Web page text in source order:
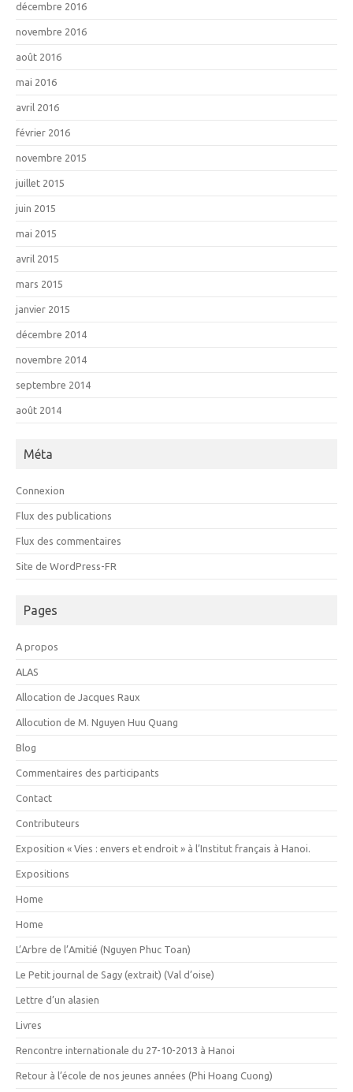
décembre 2016
novembre 2016
août 2016
mai 2016
avril 2016
février 2016
novembre 2015
juillet 2015
juin 2015
mai 2015
avril 2015
mars 2015
janvier 2015
décembre 2014
novembre 2014
septembre 2014
août 2014
Méta
Connexion
Flux des publications
Flux des commentaires
Site de WordPress-FR
Pages
A propos
ALAS
Allocation de Jacques Raux
Allocution de M. Nguyen Huu Quang
Blog
Commentaires des participants
Contact
Contributeurs
Exposition « Vies : envers et endroit » à l’Institut français à Hanoi.
Expositions
Home
Home
L’Arbre de l’Amitié (Nguyen Phuc Toan)
Le Petit journal de Sagy (extrait) (Val d’oise)
Lettre d’un alasien
Livres
Rencontre internationale du 27-10-2013 à Hanoi
Retour à l’école de nos jeunes années (Phi Hoang Cuong)